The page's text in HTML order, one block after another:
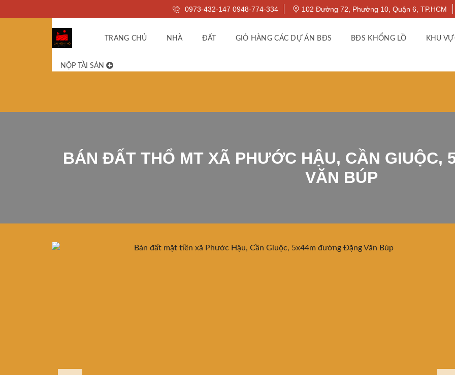
0973-432-147 0948-774-334 102 Đường 72, Phường 10, Quận 6, TP.HCM
TRANG CHỦ NHÀ ĐẤT GIỎ HÀNG CÁC DỰ ÁN BĐS BĐS KHỔNG LỒ KHU
NỘP TÀI SẢN
BÁN ĐẤT THỔ MT XÃ PHƯỚC HẬU, CẦN GIUỘC,
VĂN BÚP